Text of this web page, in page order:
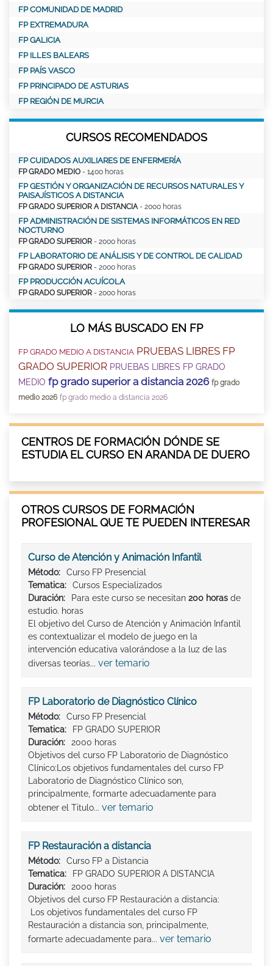
FP COMUNIDAD DE MADRID
FP EXTREMADURA
FP GALICIA
FP ILLES BALEARS
FP PAÍS VASCO
FP PRINCIPADO DE ASTURIAS
FP REGIÓN DE MURCIA
CURSOS RECOMENDADOS
FP CUIDADOS AUXILIARES DE ENFERMERÍA
FP GRADO MEDIO - 1400 horas
FP GESTIÓN Y ORGANIZACIÓN DE RECURSOS NATURALES Y
PAISAJÍSTICOS A DISTANCIA
FP GRADO SUPERIOR A DISTANCIA- 2000 horas
FP ADMINISTRACIÓN DE SISTEMAS INFORMÁTICOS EN RED
NOCTURNO
FP GRADO SUPERIOR - 2000 horas
FP LABORATORIO DE ANÁLISIS Y DE CONTROL DE CALIDAD
FP GRADO SUPERIOR - 2000 horas
FP PRODUCCIÓN ACUÍCOLA
FP GRADO SUPERIOR - 2000 horas
LO MÁS BUSCADO EN FP
FP GRADO MEDIO A DISTANCIA PRUEBAS LIBRES FP
GRADO SUPERIOR PRUEBAS LIBRES FP GRADO
MEDIO fp grado superior a distancia 2026 fp grado
medio 2026 fp grado medio a distancia 2026
CENTROS DE FORMACIÓN DÓNDE SE
ESTUDIA EL CURSO EN ARANDA DE DUERO
OTROS CURSOS DE FORMACIÓN
PROFESIONAL QUE TE PUEDEN INTERESAR
Curso de Atención y Animación Infantil
Método:
Curso FP Presencial
Tematica:
Cursos Especializados
Duración:
Para este curso se necesitan 200 horas de
estudio. horas
El objetivo del Curso de Atención y Animación Infantil
es contextualizar el modelo de juego en la
intervención educativa valorándose a la luz de las
diversas teorías... ver temario
FP Laboratorio de Diagnóstico Clínico
Método:
Curso FP Presencial
Tematica:
FP GRADO SUPERIOR
Duración:
2000 horas
Objetivos del curso FP Laboratorio de Diagnóstico
Clínico:Los objetivos fundamentales del curso FP
Laboratorio de Diagnóstico Clínico son,
principalmente, formarte adecuadamente para
obtener el Titulo... ver temario
FP Restauración a distancia
Método:
Curso FP a Distancia
Tematica:
FP GRADO SUPERIOR A DISTANCIA
Duración:
2000 horas
Objetivos del curso FP Restauración a distancia:
Los objetivos fundamentales del curso FP
Restauración a distancia son, principalmente,
formarte adecuadamente para... ver temario